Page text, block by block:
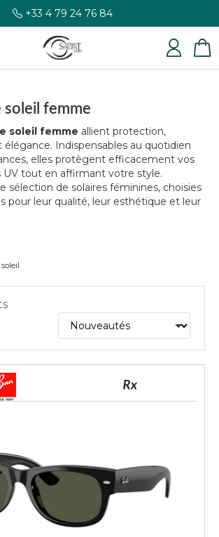
+33 4 79 24 76 84
soleil femme
soleil femme allient protection,
Indispensables au quotidien
elles protègent efficacement vos
UV tout en affirmant votre style.
sélection de solaires féminines, choisies
pour leur qualité, leur esthétique et leur